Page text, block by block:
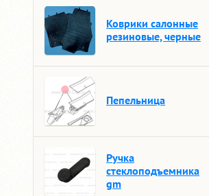
Коврики салонные
резиновые, черные
Пепельница
Ручка
стеклоподъемника
gm